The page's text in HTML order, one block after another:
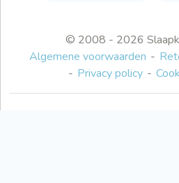
© 2008 - 2026
Algemene voorwaarden
Privacy policy